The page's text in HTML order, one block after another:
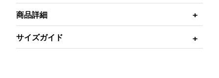
商品詳細
サイズガイド